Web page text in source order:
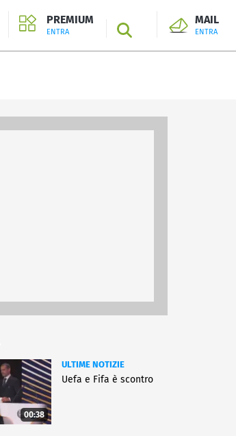
PREMIUM
ENTRA SEARCH
MAIL
ENTRA
00:38
ULTIME NOTIZIE
Uefa e Fifa è scontro